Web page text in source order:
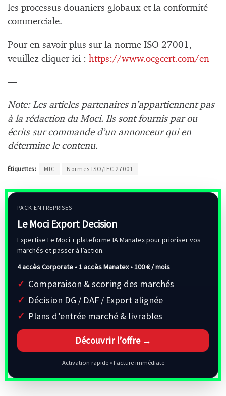
les processus douaniers globaux et la conformité
commerciale.
Pour en savoir plus sur la norme ISO 27001,
veuillez cliquer ici : https://www.ocgcert.com/en
—
Note: Les articles partenaires n’appartiennent pas
à la rédaction du Moci. Ils sont fournis par ou
écrits sur commande d’un annonceur qui en
détermine le contenu.
Étiquettes : MIC Normes ISO/IEC 27001
PACK ENTREPRISES
Le Moci Export Decision
Expertise Le Moci + plateforme IA Manatex pour prioriser vos
marchés et passer à l’action.
4 accès Corporate • 1 accès Manatex •100 € / mois
Comparaison & scoring des marchés
Décision DG / DAF / Export alignée
Plans d’entrée marché & livrables
Découvrir l’offre →
Activation rapide • Facture immédiate